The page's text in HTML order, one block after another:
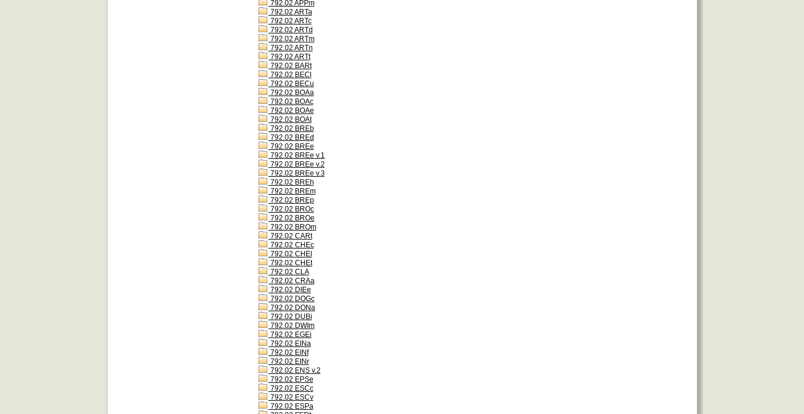
792.02 APPm
792.02 ARTa
792.02 ARTc
792.02 ARTd
792.02 ARTm
792.02 ARTn
792.02 ARTt
792.02 BARt
792.02 BECl
792.02 BECu
792.02 BOAa
792.02 BOAc
792.02 BOAe
792.02 BOAt
792.02 BREb
792.02 BREd
792.02 BREe
792.02 BREe v.1
792.02 BREe v.2
792.02 BREe v.3
792.02 BREh
792.02 BREm
792.02 BREp
792.02 BROc
792.02 BROe
792.02 BROm
792.02 CARt
792.02 CHEc
792.02 CHEl
792.02 CHEt
792.02 CLA
792.02 CRAa
792.02 DIEe
792.02 DOGc
792.02 DONa
792.02 DUBi
792.02 DWIm
792.02 EGEi
792.02 EINa
792.02 EINf
792.02 EINr
792.02 ENS v.2
792.02 EPSe
792.02 ESCc
792.02 ESCv
792.02 ESPa